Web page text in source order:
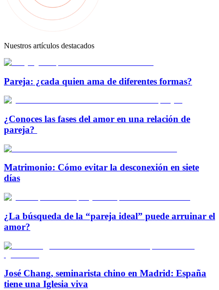
Nuestros artículos destacados
Pareja: ¿cada quien ama de diferentes formas?
¿Conoces las fases del amor en una relación de
pareja?
Matrimonio: Cómo evitar la desconexión en siete
días
¿La búsqueda de la “pareja ideal” puede arruinar el
amor?
José Chang, seminarista chino en Madrid: España
tiene una Iglesia viva